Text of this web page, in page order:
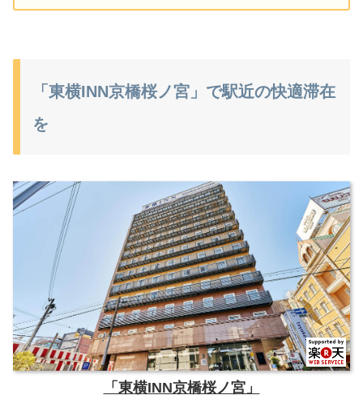
「東横INN京橋桜ノ宮」で駅近の快適滞在
を
「東横INN京橋桜ノ宮」